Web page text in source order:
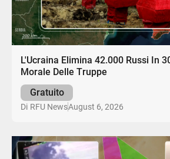
L'Ucraina Elimina 42.000 Russi In
Morale Delle Truppe
Gratuito
Di RFU NewsAugust 6, 2026